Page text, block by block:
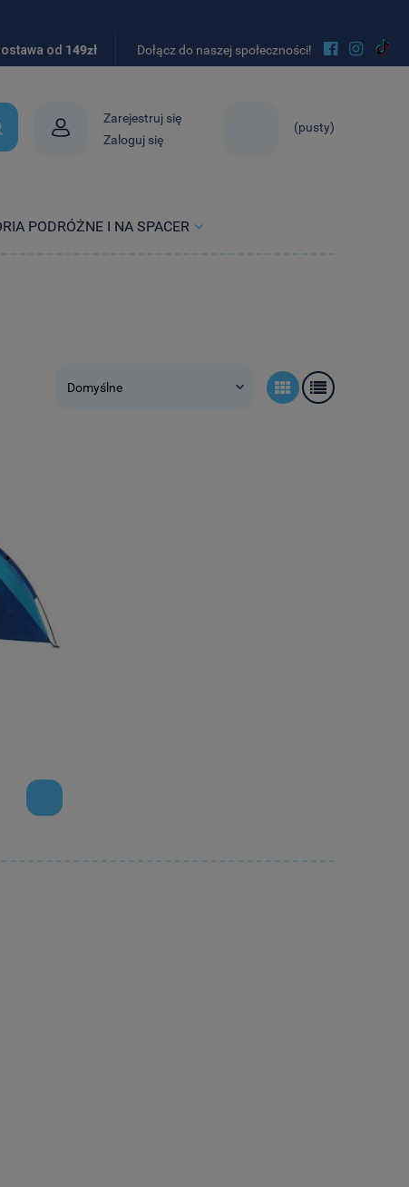
od 149zł Dołącz do naszej społeczności!  
(pusty)
Zarejestruj się
Zaloguj się
PODRÓŻNE I NA SPACER